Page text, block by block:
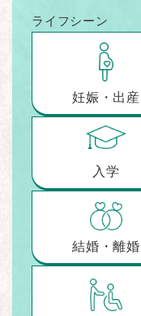
ライフシーン
妊娠・出産
入学
結婚・離婚